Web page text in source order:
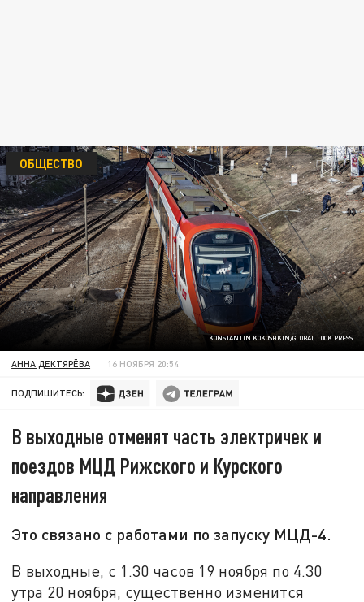
KONSTANTIN KOKOSHKIN/GLOBAL LOOK PRESS
ОБЩЕСТВО
АННА ДЕКТЯРЁВА 16 НОЯБРЯ 20:54
ПОДПИШИТЕСЬ:
В выходные отменят часть электричек и
поездов МЦД Рижского и Курского
направления
Это связано с работами по запуску МЦД-4.
В выходные, с 1.30 часов 19 ноября по 4.30
утра 20 ноября, существенно изменится